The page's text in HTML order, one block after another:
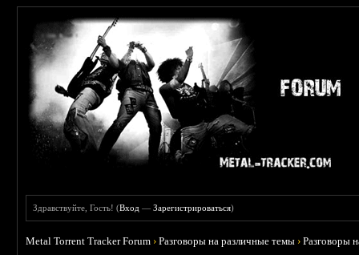
Здравствуйте, Гость! (Вход —Зарегистрироваться)
Metal Torrent Tracker Forum ›Разговоры на различные темы ›Разговоры